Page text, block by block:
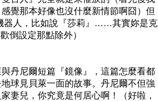
覺那本好像也沒什麼新情節啊囧）但
器人，比如說『莎莉』……其實妳是克
倒設定那點除外）
丹尼爾短篇『鏡像』，這篇怎麼看都
球見貝萊一面的故事。丹尼爾不但強
妻兒，你究竟是何居心啊！（好啦，